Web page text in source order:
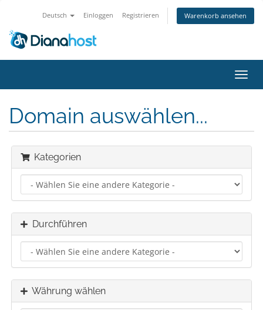
Deutsch Einloggen Registrieren Warenkorb ansehen
ein-/
Domain auswählen...
Kategorien
Durchführen
Währung wählen